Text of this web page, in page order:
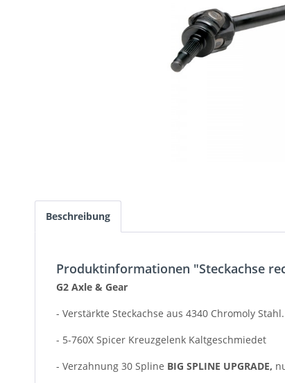
Beschreibung
Produktinformationen "Steckachse
G2 Axle & Gear
- Verstärkte Steckachse aus 4340 Chromoly Stahl.
- 5-760X Spicer Kreuzgelenk Kaltgeschmiedet
- Verzahnung 30 Spline BIG SPLINE UPGRADE,